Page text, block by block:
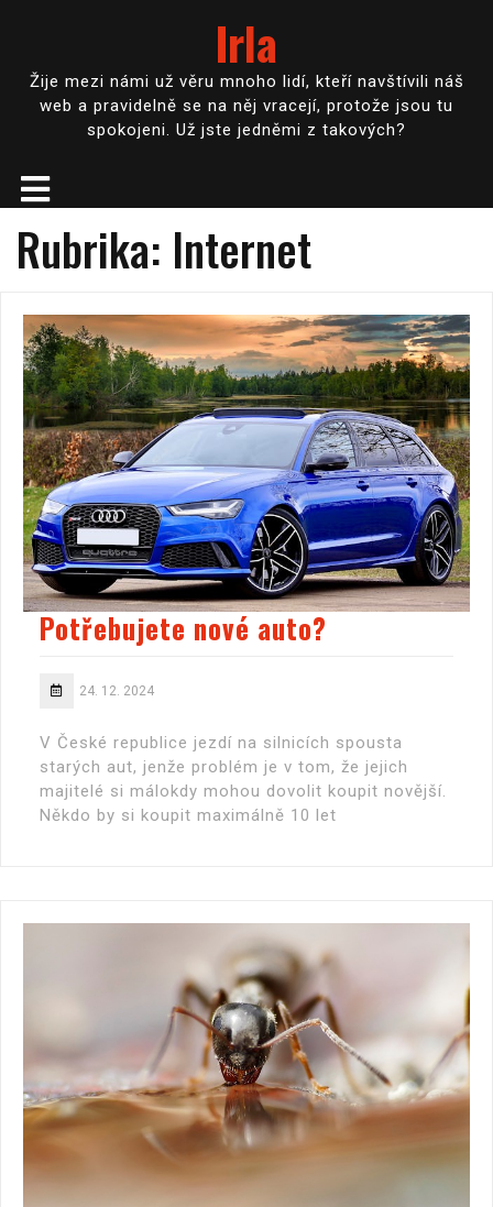
Irla
Žije mezi námi už věru mnoho lidí, kteří navštívili náš
web a pravidelně se na něj vracejí, protože jsou tu
spokojeni. Už jste jedněmi z takových?
Rubrika: Internet
Potřebujete nové auto?
24. 12. 2024
V České republice jezdí na silnicích spousta
starých aut, jenže problém je v tom, že jejich
majitelé si málokdy mohou dovolit koupit novější.
Někdo by si koupit maximálně 10 let